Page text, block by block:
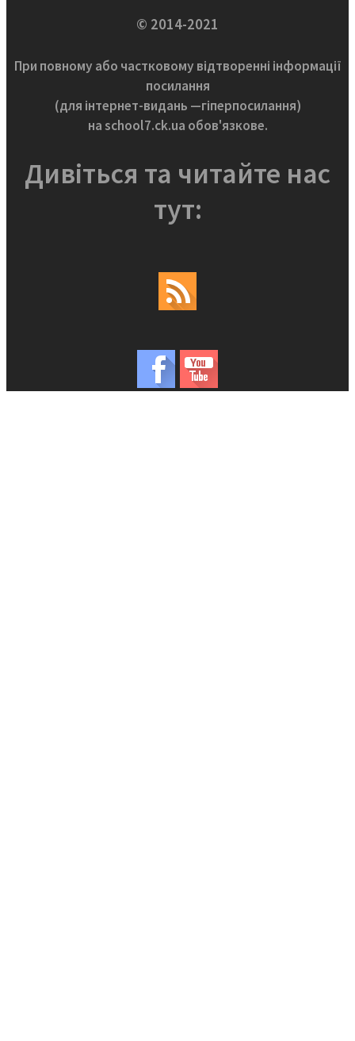
© 2014-2021
При повному або частковому відтворенні інформації
посилання
(для інтернет-видань —гіперпосилання)
на school7.ck.ua обов'язкове.
Дивіться та читайте нас
тут: